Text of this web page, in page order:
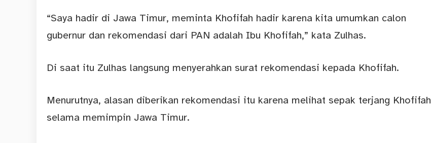
“Saya hadir di Jawa Timur, meminta Khofifah hadir karena kita umumkan calon
gubernur dan rekomendasi dari PAN adalah Ibu Khofifah,” kata Zulhas.
Di saat itu Zulhas langsung menyerahkan surat rekomendasi kepada Khofifah.
Menurutnya, alasan diberikan rekomendasi itu karena melihat sepak terjang Khofifah
selama memimpin Jawa Timur.